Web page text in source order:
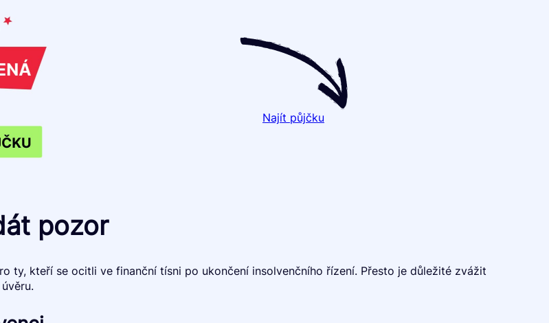
Najít půjčku
pozor
ty, kteří se ocitli ve finanční tísni po ukončení insolvenčního řízení. Přesto je důležité zvážit